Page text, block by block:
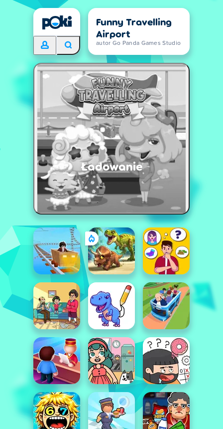
Funny Travelling
Airport
autor Go Panda Games Studio
Ładowanie